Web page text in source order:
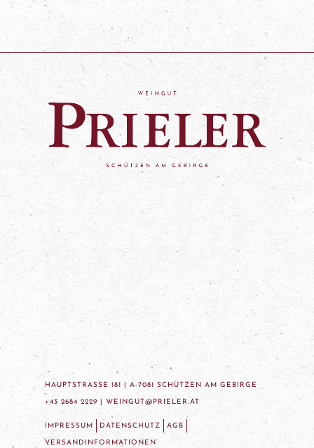
HAUPTSTRASSE 181 | A-7081 SCHÜTZEN AM GEBIRGE
+43 2684 2229 | WEINGUT@PRIELER.AT
IMPRESSUM DATENSCHUTZ AGB
VERSANDINFORMATIONEN